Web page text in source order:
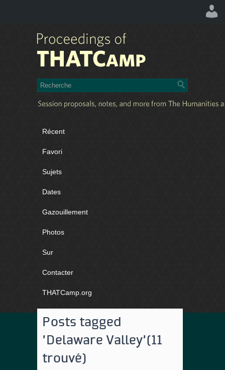
Récent
Favori
Sujets
Dates
Gazouillement
Photos
Sur
Contacter
THATCamp.org
Posts tagged
'Delaware Valley'(11
trouvé)